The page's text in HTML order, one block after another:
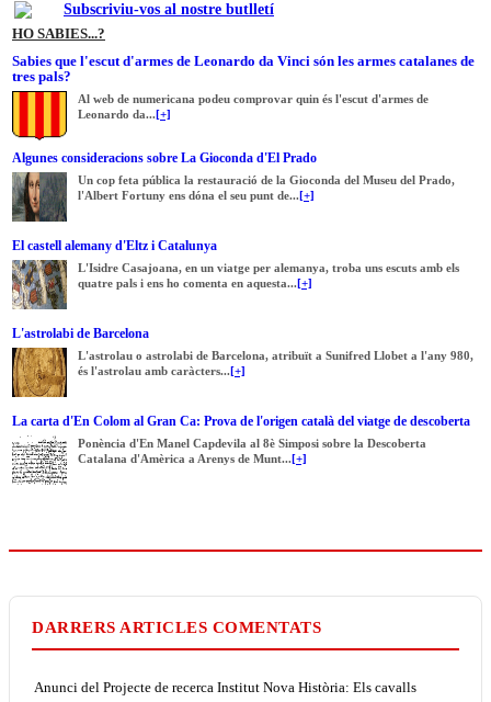
Subscriviu-vos al nostre butlletí
HO SABIES...?
Sabies que l'escut d'armes de Leonardo da Vinci són les armes catalanes de
tres pals?
Al web de numericana podeu comprovar quin és l'escut d'armes de
Leonardo da...[+]
Algunes consideracions sobre La Gioconda d'El Prado
Un cop feta pública la restauració de la Gioconda del Museu del Prado,
l'Albert Fortuny ens dóna el seu punt de...[+]
El castell alemany d'Eltz i Catalunya
L'Isidre Casajoana, en un viatge per alemanya, troba uns escuts amb els
quatre pals i ens ho comenta en aquesta...[+]
L'astrolabi de Barcelona
L'astrolau o astrolabi de Barcelona, atribuït a Sunifred Llobet a l'any 980,
és l'astrolau amb caràcters...[+]
La carta d'En Colom al Gran Ca: Prova de l'origen català del viatge de descoberta
Ponència d'En Manel Capdevila al 8è Simposi sobre la Descoberta
Catalana d'Amèrica a Arenys de Munt...[+]
DARRERS ARTICLES COMENTATS
Anunci del Projecte de recerca Institut Nova Història: Els cavalls